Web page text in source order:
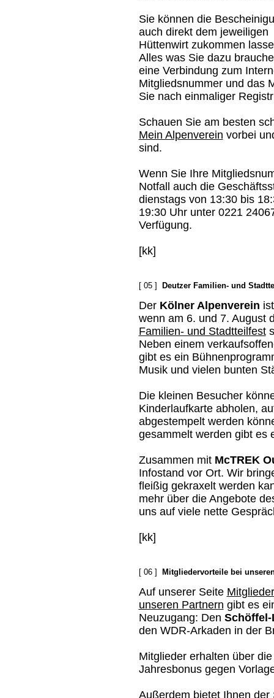
Sie können die
auch direkt dem jeweiligen
Hüttenwirt zukommen
Alles was Sie dazu
eine Verbindung zum
Mitgliedsnummer und das
Sie nach einmaliger
Schauen Sie am besten
Mein Alpenverein vorbei
sind.
Wenn Sie Ihre
Notfall auch die
dienstags von 13:30 bis
19:30 Uhr unter 0221
Verfügung.
[kk]
[ 05 ] Deutzer Familien- und
Der Kölner Alpenverein
wenn am 6. und 7. August
Familien- und Stadtteilfest
Neben einem
gibt es ein
Musik und vielen bunten
Die kleinen Besucher
Kinderlaufkarte abholen,
abgestempelt werden
gesammelt werden gibt es
Zusammen mit McTREK
Infostand vor Ort. Wir
fleißig gekraxelt werden
mehr über die Angebote
uns auf viele nette
[kk]
[ 06 ] Mitgliedervorteile bei
Auf unserer Seite
unseren Partnern gibt es
Neuzugang: Den Schöffel-
den WDR-Arkaden in der
Mitglieder erhalten über
Jahresbonus gegen
Außerdem bietet Ihnen